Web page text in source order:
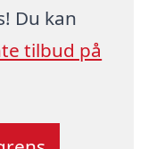
Du kan
tilbud på